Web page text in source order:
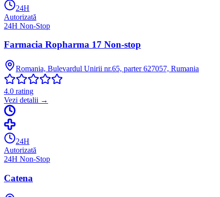
24H
Autorizată
24H Non-Stop
Farmacia Ropharma 17 Non-stop
Romania, Bulevardul Unirii nr.65, parter 627057, Rumania
4.0 rating
Vezi detalii →
24H
Autorizată
24H Non-Stop
Catena